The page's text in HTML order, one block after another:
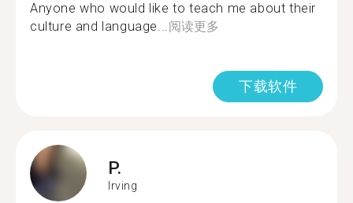
Anyone who would like to teach me about their
culture and language...阅读更多
下载软件
P.
Irving